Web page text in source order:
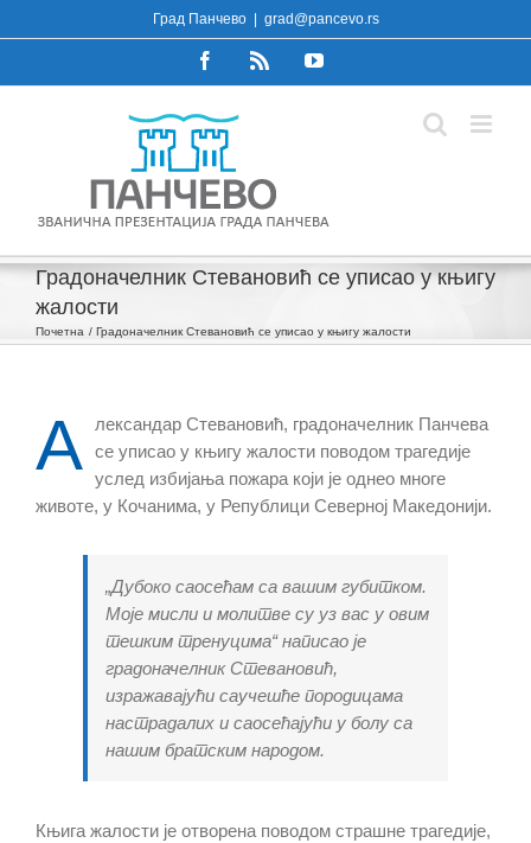
to
Град Панчево grad@pancevo.rs
FacebookRss YouTube
Градоначелник Стевановић се уписао у књигу
жалости
Почетна Градоначелник Стевановић се уписао у књигу жалости
А
лександар Стевановић, градоначелник Панчева
се уписао у књигу жалости поводом трагедије
услед избијања пожара који је однео многе
животе, у Кочанима, у Републици Северној Македонији.
„Дубоко саосећам са вашим губитком.
Моје мисли и молитве су уз вас у овим
тешким тренуцима“ написао је
градоначелник Стевановић,
изражавајући саучешће породицама
настрадалих и саосећајући у болу са
нашим братским народом.
Књига жалости је отворена поводом страшне трагедије,